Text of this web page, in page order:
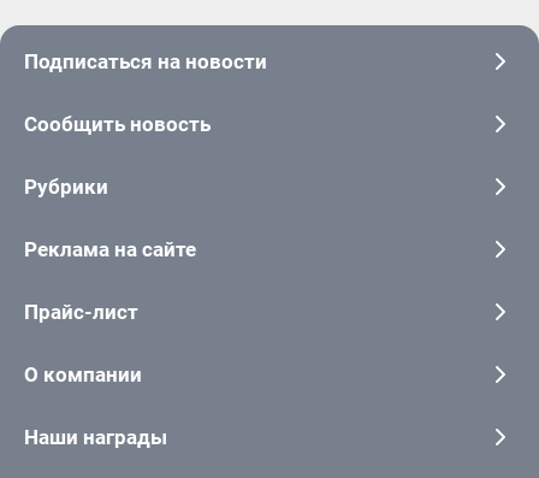
Подписаться на новости
Сообщить новость
Рубрики
Реклама на сайте
Прайс-лист
О компании
Наши награды